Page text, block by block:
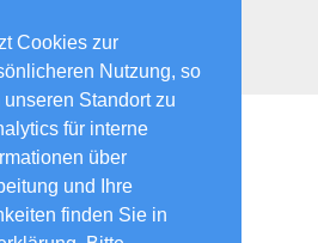
Cookies zur
Nutzung, so
Standort zu
für interne
über
und Ihre
finden Sie in
Switzerland
created by